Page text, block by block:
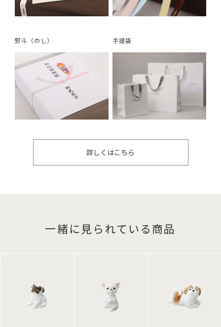
熨斗（のし） 手提袋
詳しくはこちら
一緒に見られている商品